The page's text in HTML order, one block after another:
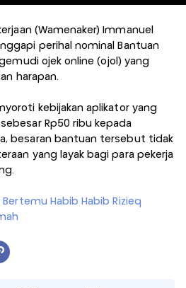
(Wamenaker) Immanuel
perihal nominal Bantuan
ojek online (ojol) yang
harapan.
kebijakan aplikator yang
Rp50 ribu kepada
besaran bantuan tersebut tidak
yang layak bagi para pekerja
Bertemu Habib Habib Rizieq